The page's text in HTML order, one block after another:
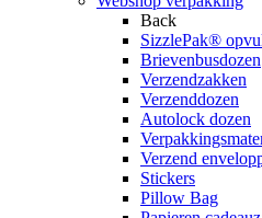
Back
SizzlePak®
Brievenbusdozen
Verzendzakken
Verzenddozen
Autolock dozen
Verzend
Stickers
Pillow Bag